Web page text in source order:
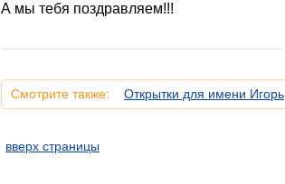
А мы тебя поздравляем!!!
Смотрите также: Открытки для имени Игорь
вверх страницы